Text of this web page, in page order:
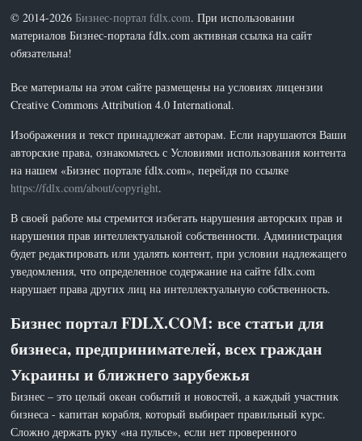
© 2014-2026Бизнес-портал fdlx.com. При использовании
материалов Бизнес-портала fdlx.com активная ссылка на сайт
обязательна!
Все материалы на этом сайте размещены на условиях лицензии
Creative Commons Attribution 4.0 International.
Изображения и текст принадлежат авторам. Если нарушаются Ваши
авторские права, ознакомьтесь с Условиями использования контента
на нашем «Бизнес портале fdlx.com», перейдя по ссылке
https://fdlx.com/about/copyright.
В своей работе мы стремится избегать нарушения авторских прав и
нарушения прав интеллектуальной собственности. Администрация
будет редактировать или удалять контент, при условии надлежащего
уведомления, что определенное содержание на сайте fdlx.com
нарушает права других лиц на интеллектуальную собственность.
Бизнес портал FDLX.COM: все статьи для
бизнеса, предпринимателей, всех граждан
Украины и ближнего зарубежья
Бизнес – это целый океан событий и новостей, а каждый участник
бизнеса - капитан корабля, который выбирает правильный курс.
Сложно держать руку «на пульсе», если нет проверенного